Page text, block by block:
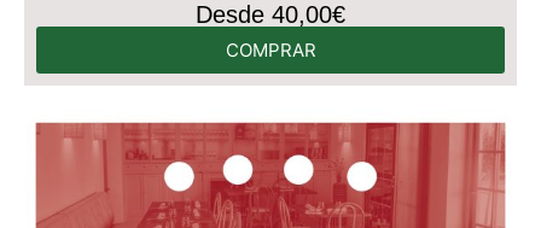
Desde 40,00€
COMPRAR